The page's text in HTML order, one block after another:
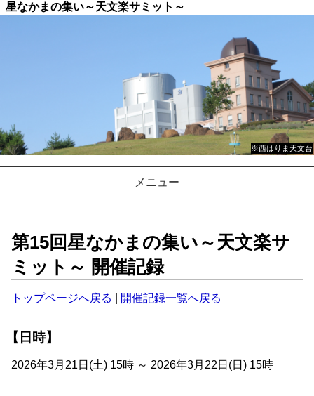
星なかまの集い～天文楽サミット～
※西はりま天文台
メニュー
第15回星なかまの集い～天文楽サ
ミット～ 開催記録
トップページへ戻る 開催記録一覧へ戻る
【日時】
2026年3月21日(土) 15時 ～ 2026年3月22日(日) 15時